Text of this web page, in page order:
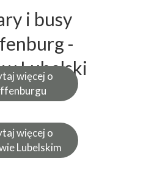
więcej o
więcej o
Lubelskim
i busy
-
Lubelski